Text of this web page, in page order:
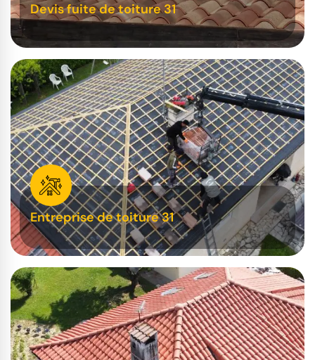
Devis fuite de toiture 31
Entreprise de toiture 31